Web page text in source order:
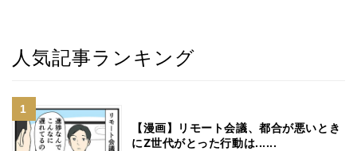
人気記事ランキング
【漫画】リモート会議、都合が悪いとき
にZ世代がとった行動は......